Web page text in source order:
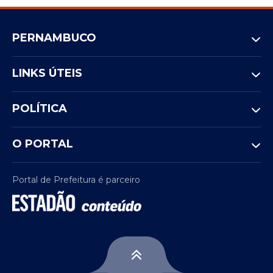
PERNAMBUCO
LINKS ÚTEIS
POLÍTICA
O PORTAL
Portal de Prefeitura é parceiro